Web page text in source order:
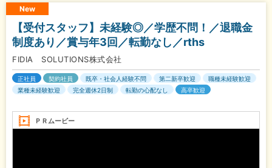
New
【受付スタッフ】未経験◎／学歴不問！／退職金
制度あり／賞与年3回／転勤なし／rths
FIDIA SOLUTIONS株式会社
正社員 契約社員 既卒・社会人経験不問 第二新卒歓迎
職種未経験歓迎
業種未経験歓迎
完全週休2日制 転勤の心配なし 高卒歓迎
ＰＲムービー